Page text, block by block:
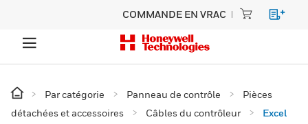
COMMANDE EN VRAC
Par catégorie Panneau de contrôle
Pièces
détachées et accessoires
Câbles du contrôleur
Excel